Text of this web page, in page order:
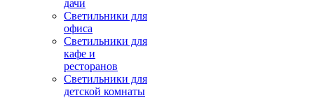
дачи
Светильники для
офиса
Светильники для
кафе и
ресторанов
Светильники для
детской комнаты